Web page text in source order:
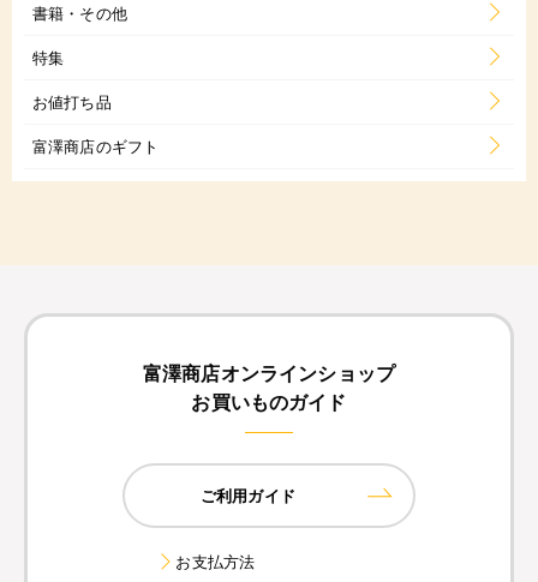
書籍・その他
特集
お値打ち品
富澤商店のギフト
富澤商店オンラインショップ
お買いものガイド
ご利用ガイド
お支払方法